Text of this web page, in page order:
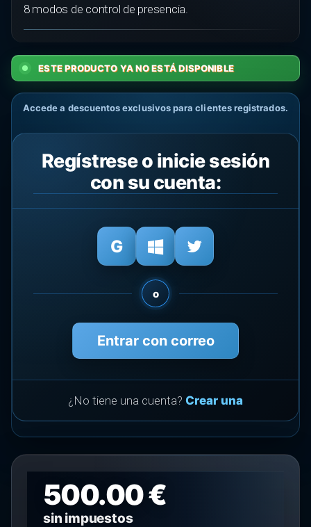
8 modos de control de presencia.
ESTE PRODUCTO YA NO ESTÁ DISPONIBLE
Accede a descuentos exclusivos para clientes registrados.
Regístrese o inicie sesión
con su cuenta:
o
Entrar con correo
¿No tiene una cuenta? Crear una
500.00 €
sin impuestos